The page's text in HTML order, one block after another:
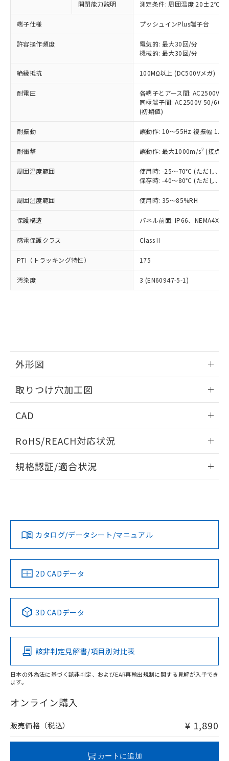
開閉能力説明 測定条件: 周囲温度 20±2℃、
端子仕様 プッシュインPlus端子台
許容操作頻度
電気的: 最大30回/分
機械的: 最大30回/分
絶縁抵抗 100MΩ以上 (DC500Vメガ)
耐電圧
各端子とアース間: AC2500V
同極端子間: AC2500V 50/
(初期値)
耐振動 誤動作: 10～55Hz 複振幅
耐衝撃 誤動作: 最大1000m/s2 (接点
周囲温度範囲
使用時: -25～70℃ (ただし、氷
保存時: -40～80℃ (ただし、氷
周囲湿度範囲 使用時: 35～85%RH
保護構造 パネル前面: IP66、NEMA4X,
感電保護クラス Class II
PTI（トラッキング特性） 175
汚染度 3 (EN60947-5-1)
外形図
取りつけ穴加工図
CAD
ドすることができます。
ログイン/会員登録
ダウンロードデータをご利用いただく前に、以下を必ずお読
みください。
ソフトウェアの使用条件
RoHS/REACH対応状況
EU RoHS 注意事項・凡例
対応済み
中国 RoHS 注意事項・凡例
Pb Hg Cd Cr(VI)
O
在庫等で未対応品が混在する可能性があります。
問い合わせください。
規格認証/適合状況
カタログ/データシート/マニュアル
2D CADデータ
3D CADデータ
該非判定見解書/項目別対比表
日本の外為法に基づく該非判定、およびEAR再輸出規制に関する見解が入手でき
ます。
オンライン購入
販売価格（税込） ¥ 1,890
カートに追加
以下の条件をお読みいただき、同意のうえ
ご利用ください。
本サービスは、当社制御機器事業取扱
商品の当社在庫状況および標準価格
(税抜)を提供させていただくもので
当社制御機器事業取扱商品の中には、
本サービスの対象外となる商品もある
ことをご了承ください。
在庫状況および標準価格照会結果は、
記載している更新日時点での社内デー
タに基づき作成されるものであり、閲
覧された時点での実際の在庫および標
準価格とは異なる場合があることをご
正式な納期状況および標準価格はお客
様のお取引先、またはお客様担当のオ
ムロン制御機器販売店・当社販売員に
オムロン制御機器販売店や当社販売拠
点は「
販売ネットワーク
」をご確認
在庫状況および標準価格結果を当社の
事前の承諾なく第三者に漏洩または開
示しないようお願いします。
マイパーツ機能（部品リスト作成サー
および当社の共同利用者が、当社の製
引・商談に必要な範囲で利用すること
をご了承ください。
※当社の共同利用者とは、
指します。
対応予定なし：EU RoHS指令（10物質）の
非含有に非対応の商品で、対応品を出す予
定はありません。
非含有の対応状況を調査中または確認中の
非該当品：ライセンス料など無形物で、有
害物質有無と関係のない商品です。
仕入先様の事情により、非含有部品として
いたものが、含有品と判明した場合などや
むを得ず変更することがあります。
鉛(Pb) 1000ppm以下、 水銀(Hg) 1000ppm以下、 カド
(PBDE) 1000ppm以下、フタル酸ビス(2-エチルヘキシ
ル) (DEHP)(別名：DOP) 1000ppm以下、フタル酸ブチ
ルベンジル（BBP） 1000ppm以下、フタル酸ジブチル
（DBP） 1000ppm以下、フタル酸ジイソブチル
(DIBP) 1000ppm以下
但し、RoHS指令で産業用監視および制御機器に対する
適用除外項目は除く。
※2 対応予定月
部品在庫の切り替え状況などにより、予定
下記の非含有証明書をダウンロードするこ
とができます。
EU RoHS指令（10物質）の非含有証明書
51物質の非含有証明書（当社基準）
るもので、過去に遡って非含有を証明する
ものではありません。
また、RoHS指令のフタル酸エステル類４
荷製品に未対応品が混在することから備考
欄に対応日を記載しておりました。
す。
※1 中国RoHS○×表
「○」：最大均質材料含有率が中国RoHSの
基準値以下であることを示します。
「×」：最大均質材料含有率が中国RoHSの
基準値を超えていることを示します。
「－」：未確認です。当社販売部門へお問
*中国RoHS10物質の基準値 (GB/T26572)：
Pb(鉛) :1000ppm、 Hg(水銀) : 1000ppm、 Cd(カドミウ
Cr(Ⅵ)(六価クロム) : 1000ppm、 PBBs(ポリ臭化ビフェ
ニル類) : 1000ppm、 PBDEs(ポリ臭化ジフェニルエーテ
DBP(フタル酸ジブチル) : 1000ppm、 DIBP(フタル酸ジ
イソブチル) : 1000ppm、 BBP(フタル酸ブチルベンジ
ル) : 1000ppm、
DEHP(フタル酸ビス(2-エチルヘキシル)) : 1000ppm
※2 環境保護使用期限
「ｅ」：有害物質（10物質）のすべてが基
「10」：通常の使用状況下において有害物
当社は、これら貴社製品のうち、外国
為替および外国貿易法に定める商品
（以下｢規制貨物等」という）を輸出
または国外への提供する場合は、日本
国政府の輸出許可(または役務取引許
当社は規制貨物を破棄する場合は、完
全に破砕するなど、違法に輸出されな
いよう必要な手段を講じます。
当社は貴社製品を、核兵器、ミサイ
ル、化学兵器、生物兵器またはその他
武器並びにこれらの製造装置等に一切
使用いたしません。
当社は、貴社製品を第三者に販売する
場合は、上記1、2および3の内容を当
該第三者に通知します。また当社は、
販売先および販売に係わる関係者が違
○ 一定数以上の在庫あり
△ 一定数には満たないが在庫あり
在庫なし(最新の在庫状況につ
たはお客様担当のオムロン制御
機器販売店・当社販売員にご確
空
受注生産機種、また在庫状況の